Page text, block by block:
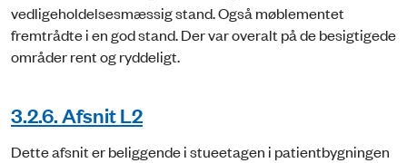
vedligeholdelsesmæssig stand. Også møblementet
fremtrådte i en god stand. Der var overalt på de besigtigede
områder rent og ryddeligt.
3.2.6. Afsnit L2
Dette afsnit er beliggende i stueetagen i patientbygningen